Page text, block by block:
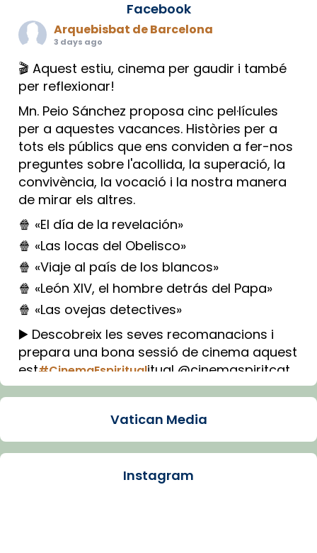
Facebook
Arquebisbat de Barcelona
3 days ago
🎬 Aquest estiu, cinema per gaudir i també
per reflexionar!
Mn. Peio Sánchez proposa cinc pel·lícules
per a aquestes vacances. Històries per a
tots els públics que ens conviden a fer-nos
preguntes sobre l'acollida, la superació, la
convivència, la vocació i la nostra manera
de mirar els altres.
🍿 «El día de la revelación»
🍿 «Las locas del Obelisco»
🍿 «Viaje al país de los blancos»
🍿 «León XIV, el hombre detrás del Papa»
🍿 «Las ovejas detectives»
▶️ Descobreix les seves recomanacions i
prepara una bona sessió de cinema aquest
est#CinemaEspiritualitual @cinemaspiritcat
Imatge: Generada amb IA (OpenAI)
Arquebisbat de Barcelona
Vatican Media
Instagram